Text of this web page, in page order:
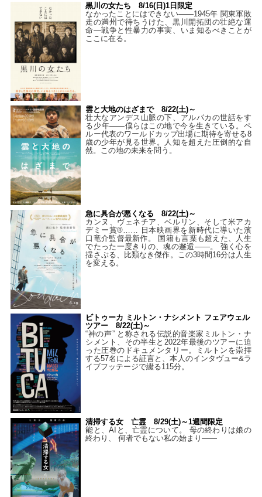
黒川の女たち 8/16(日)1日限定
なかったことにはできない——1945年 関東軍敗
走の満州で待ちうけた、黒川開拓団の壮絶な運
命―戦争と性暴力の事実、いま知るべきことが
ここに在る。
雲と大地のはざまで 8/22(土)～
壮大なアンデス山脈の下、アルパカの世話をす
る少年――僕らはこの地で今を生きている。ペ
ルー代表のワールドカップ出場に期待を寄せる8
歳の少年が見る世界。人知を超えた圧倒的な自
然。この地の未来を問う。
急に具合が悪くなる 8/22(土)～
カンヌ、ヴェネチア、ベルリン、そして米アカ
デミー賞®…… 日本映画界を新時代に導いた濱
口竜介監督最新作。 国籍も言葉も超えた、人生
でたった一度きりの、魂の邂逅――。 強く心を
揺さぶる、比類なき傑作。この3時間16分は人生
を変える。
ビトゥーカ ミルトン・ナシメント フェアウェル
ツアー 8/22(土)～
“神の声” と称される伝説的音楽家ミルトン・ナ
シメント、その半生と2022年最後のツアーに迫
った圧巻のドキュメンタリー。ミルトンを崇拝
する57名による証言と、本人のインタヴュー&ラ
イブフッテージで綴る115分。
清掃する女 亡霊 8/29(土)～1週間限定
能と、AIと、亡霊について。 母の終わりは娘の
終わり、 何者でもない私の始まり――